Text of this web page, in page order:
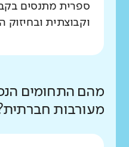
ספרית מתנסים
וקבוצתית ובחיזוק
מהם התחומים
מעורבות